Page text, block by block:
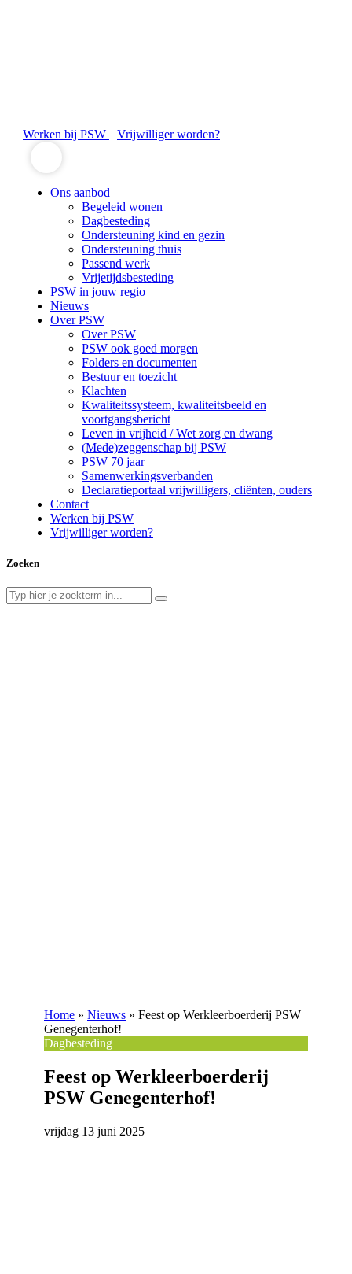
Werken bij PSW Vrijwilliger worden?
Ons aanbod
Begeleid wonen
Dagbesteding
Ondersteuning kind en gezin
Ondersteuning thuis
Passend werk
Vrijetijdsbesteding
PSW in jouw regio
Nieuws
Over PSW
Over PSW
PSW ook goed morgen
Folders en documenten
Bestuur en toezicht
Klachten
Kwaliteitssysteem, kwaliteitsbeeld en
voortgangsbericht
Leven in vrijheid / Wet zorg en dwang
(Mede)zeggenschap bij PSW
PSW 70 jaar
Samenwerkingsverbanden
Declaratieportaal vrijwilligers, cliënten, ouders
Contact
Werken bij PSW
Vrijwilliger worden?
Zoeken
Home » Nieuws » Feest op Werkleerboerderij PSW
Genegenterhof!
Dagbesteding
Feest op Werkleerboerderij
PSW Genegenterhof!
vrijdag 13 juni 2025